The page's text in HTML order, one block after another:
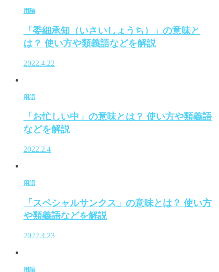
用語
「委細承知（いさいしょうち）」の意味と
は？ 使い方や類義語などを解説
2022.4.22
用語
「お忙しい中」の意味とは？ 使い方や類義語
などを解説
2022.2.4
用語
「スペシャルサンクス」の意味とは？ 使い方
や類義語などを解説
2022.4.23
用語